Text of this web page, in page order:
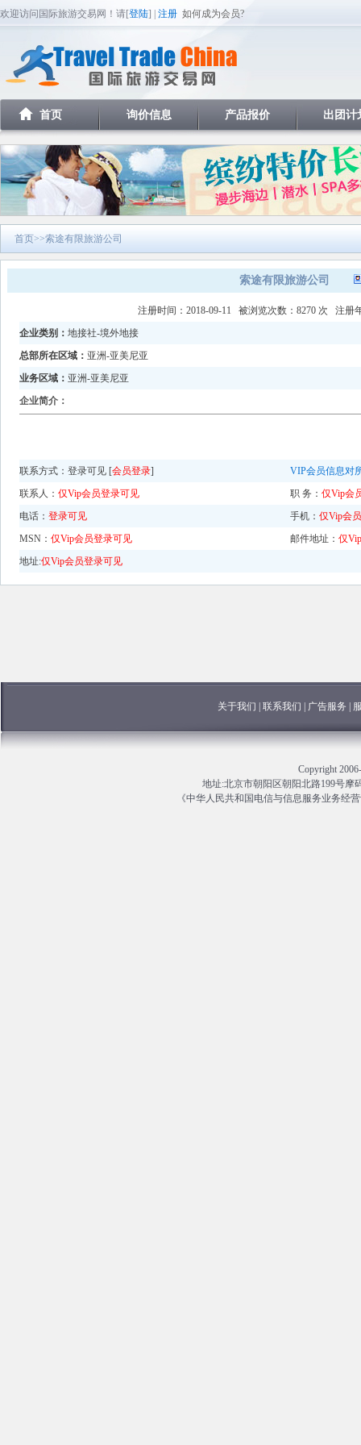
欢迎访问国际旅游交易网！请[登陆] | 注册 如何成为会员?
首页 询价信息 产品报价 出团计
首页>>索途有限旅游公司
索途有限旅游公司
注册时间：2018-09-11 被浏览次数：8270 次 注册
企业类别： 地接社-境外地接
总部所在区域： 亚洲-亚美尼亚
业务区域： 亚洲-亚美尼亚
企业简介：
联系方式： 登录可见 [会员登录]
VIP会员信息对
联系人： 仅Vip会员登录可见 职 务： 仅Vip会
电话： 登录可见 手机： 仅Vip会
MSN： 仅Vip会员登录可见 邮件地址： 仅
地址:仅Vip会员登录可见
关于我们 联系我们 广告服务
Copyright
地址:北京市朝阳区朝阳北路199号摩
《中华人民共和国电信与信息服务业务经